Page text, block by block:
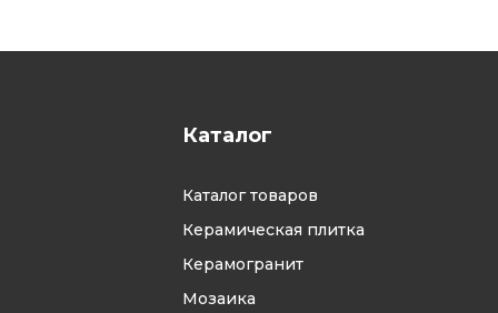
Каталог
Каталог товаров
Керамическая плитка
Керамогранит
Мозаика